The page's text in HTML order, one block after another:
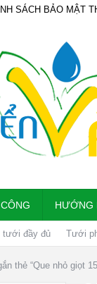
SÁCH BẢO MẬT
HƯỚNG
tưới đầy đủ Tưới
thẻ “Que nhỏ giọt